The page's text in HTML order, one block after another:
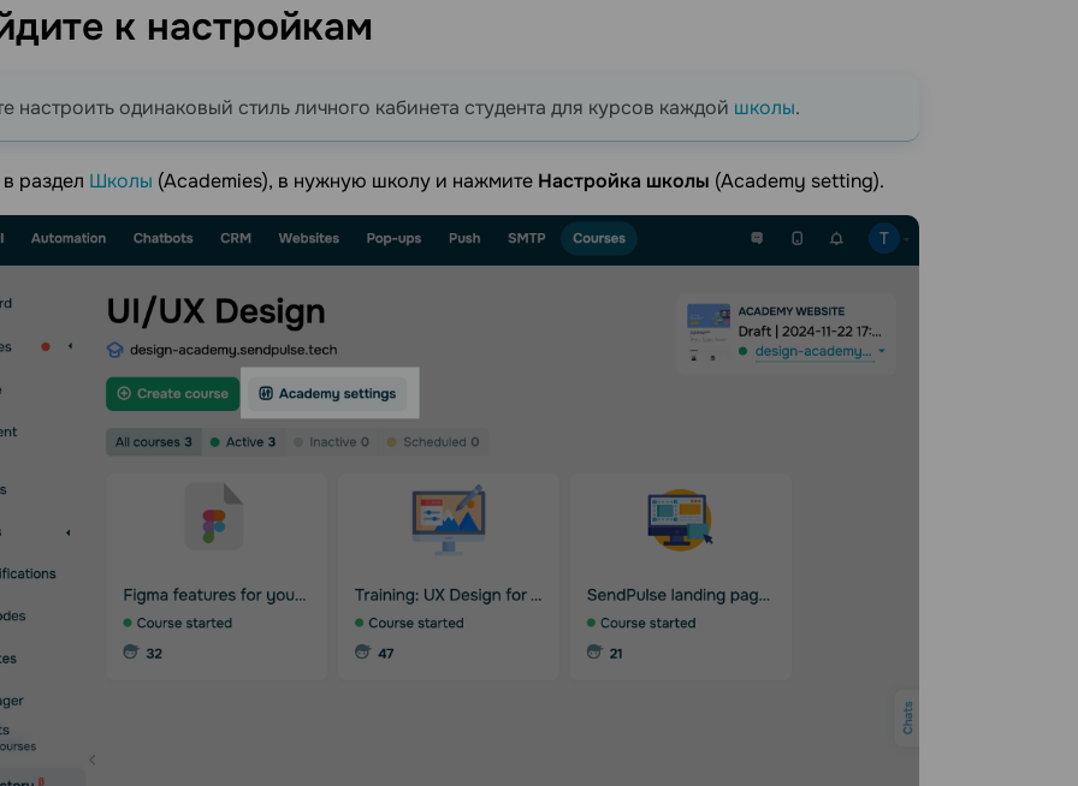
к настройкам
настроить одинаковый стиль личного кабинета студента для курсов каждой школы.
раздел Школы (Academies), в нужную школу и нажмите Настройка школы (Academy setting).